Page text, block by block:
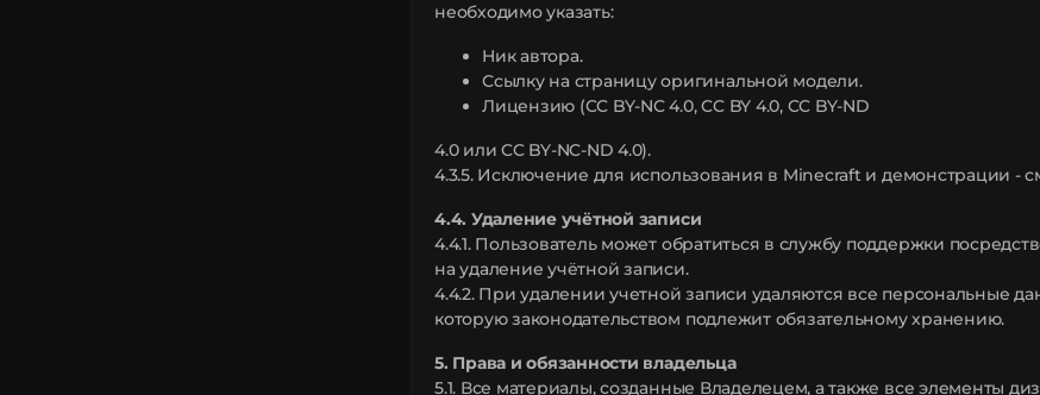
необходимо указать:
Ник автора.
Ссылку на страницу оригинальной модели.
Лицензию (CC BY-NC 4.0, CC BY 4.0, CC BY-ND
4.0 или CC BY-NC-ND 4.0).
4.3.5. Исключение для использования в Minecraft и демонстрации -
4.4. Удаление учётной записи
4.4.1. Пользователь может обратиться в службу поддержки
на удаление учётной записи.
4.4.2. При удалении учетной записи удаляются все персональные
которую законодательством подлежит обязательному хранению.
5. Права и обязанности владельца
5.1. Все материалы, созданные Владелецем, а также все элементы